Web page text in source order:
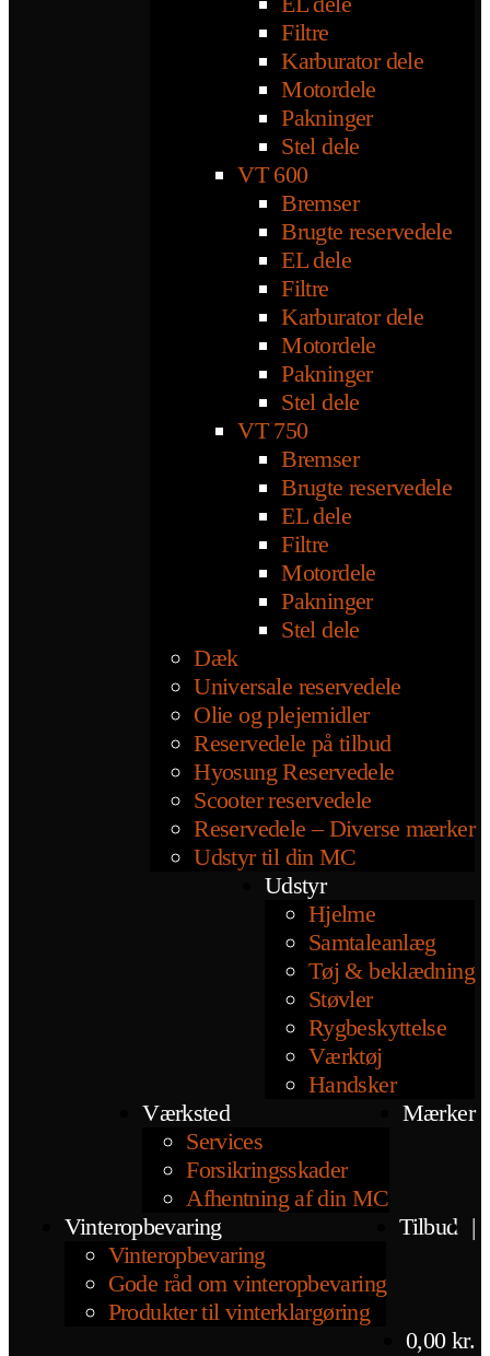
Filtre
Karburator dele
Motordele
Pakninger
Stel dele
VT 600
Bremser
Brugte reservedele
EL dele
Filtre
Karburator dele
Motordele
Pakninger
Stel dele
VT 750
Bremser
Brugte reservedele
EL dele
Filtre
Motordele
Pakninger
Stel dele
Dæk
Universale reservedele
Olie og plejemidler
Reservedele på tilbud
Hyosung Reservedele
Scooter reservedele
Reservedele – Diverse mærker
Udstyr til din MC
Udstyr
Hjelme
Samtaleanlæg
Tøj & beklædning
Støvler
Rygbeskyttelse
Værktøj
Handsker
Værksted
Services
Forsikringsskader
Afhentning af din MC
Mærker
Vinteropbevaring
Vinteropbevaring
Gode råd om vinteropbevaring
Produkter til vinterklargøring
Tilbud |
0,00 kr.